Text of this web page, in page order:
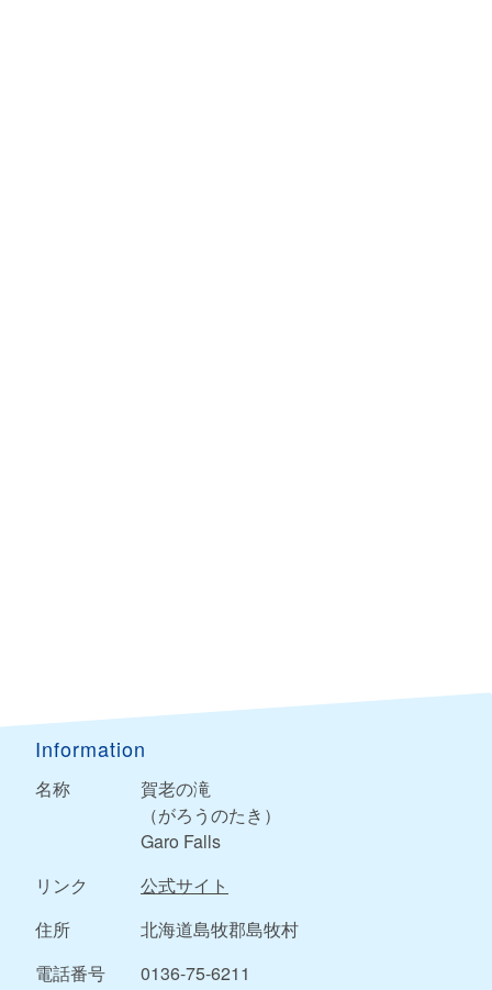
Information
名称
賀老の滝
（がろうのたき）
Garo Falls
リンク
公式サイト
住所
北海道島牧郡島牧村
電話番号
0136-75-6211